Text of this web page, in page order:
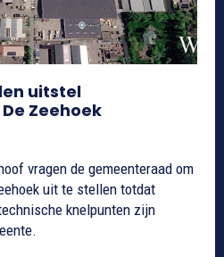
uitstel
Zeehoek
vragen de gemeenteraad om
uit te stellen totdat
knelpunten zijn